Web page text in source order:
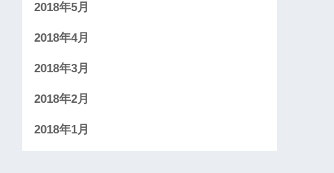
2018年5月
2018年4月
2018年3月
2018年2月
2018年1月